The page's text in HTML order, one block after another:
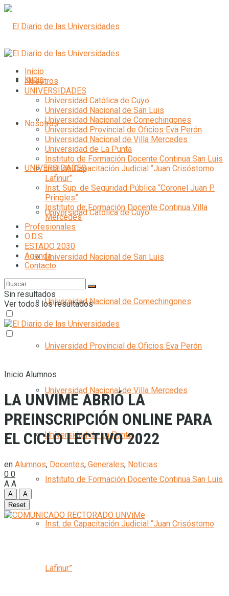
Inicio
Nosotros
UNIVERSIDADES
Universidad Católica de Cuyo
Universidad Nacional de San Luis
Universidad Nacional de Comechingones
Universidad Provincial de Oficios Eva Perón
Universidad Nacional de Villa Mercedes
Universidad de La Punta
Instituto de Formación Docente Continua San Luis
Inst. de Capacitación Judicial “Juan Crisóstomo
Lafinur”
Inicio
Nosotros
UNIVERSIDADES
Universidad Católica de Cuyo
Universidad Nacional de San Luis
Universidad Nacional de Comechingones
Universidad Provincial de Oficios Eva Perón
Universidad Nacional de Villa Mercedes
Universidad de La Punta
Instituto de Formación Docente Continua San Luis
Inst. de Capacitación Judicial “Juan Crisóstomo
Lafinur”
Inst. Sup. de Seguridad Pública “Coronel Juan P.
Pringles”
Instituto de Formación Docente Continua Villa
Mercedes
Profesionales
O.D.S
ESTADO 2030
Agenda
Contacto
Sin resultados
Ver todos los resultados
Inicio Alumnos
LA UNVIME ABRIÓ LA
PREINSCRIPCIÓN ONLINE PARA
EL CICLO LECTIVO 2022
en Alumnos, Docentes, Generales, Noticias
0 0
A A
A
A
Reset